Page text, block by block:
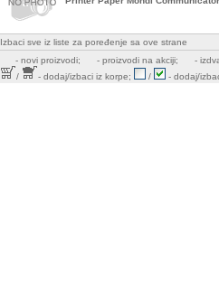
Izbaci sve iz liste za poređenje sa ove strane
- novi proizvodi; - proizvodi na akciji;
-
/
- dodaj/izbaci iz korpe; / - dodaj/